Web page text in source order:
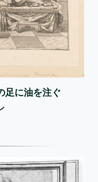
足に油を注ぐ